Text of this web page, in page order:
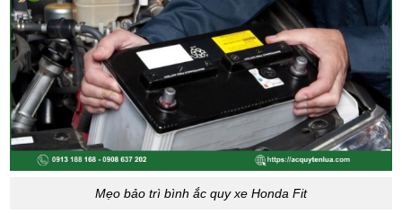
Mẹo bảo trì bình ắc quy xe Honda Fit